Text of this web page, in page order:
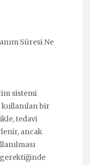
Süresi Ne
sistemi
kullanılan bir
tedavi
ancak